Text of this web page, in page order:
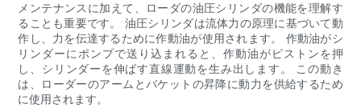
メンテナンスに加えて、ローダの油圧シリンダの機能を理解す
ることも重要です。 油圧シリンダは流体力の原理に基づいて動
作し、力を伝達するために作動油が使用されます。 作動油がシ
リンダーにポンプで送り込まれると、作動油がピストンを押
し、シリンダーを伸ばす直線運動を生み出します。 この動き
は、ローダーのアームとバケットの昇降に動力を供給するため
に使用されます。